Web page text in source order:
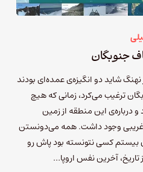
جنوبگان
شاید دو انگیزه‌ی عمده‌ای بودند
ترغیب می‌کرد، زمانی که هیچ
درباره‌ی این منطقه از زمین
غریبی وجود داشت. همه می‌دونستن
بیستم کسی نتونسته بود پاش رو
تاریخ، آخرین نفس اروپا…